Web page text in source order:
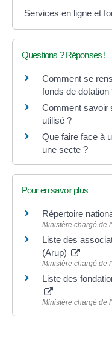
Services en ligne et
Questions ? Réponses !
Comment se
fonds de dotation
Comment savoir
utilisé ?
Que faire face à
une secte ?
Pour en savoir plus
Répertoire
Ministère chargé de
Liste des
(Arup)
Ministère chargé de
Liste des
Ministère chargé de